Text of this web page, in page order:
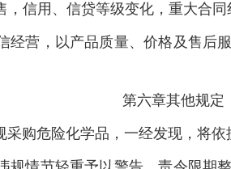
信用、信贷等级变化，重大合
营，以产品质量、价格及售后
第六章其他规定
购危险化学品，一经发现，将依